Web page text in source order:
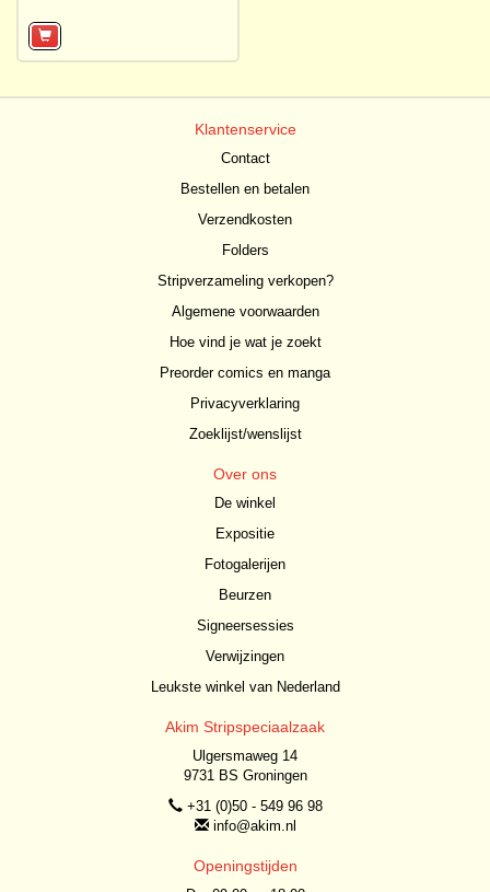
Klantenservice
Contact
Bestellen en betalen
Verzendkosten
Folders
Stripverzameling verkopen?
Algemene voorwaarden
Hoe vind je wat je zoekt
Preorder comics en manga
Privacyverklaring
Zoeklijst/wenslijst
Over ons
De winkel
Expositie
Fotogalerijen
Beurzen
Signeersessies
Verwijzingen
Leukste winkel van Nederland
Akim Stripspeciaalzaak
Ulgersmaweg 14
9731 BS Groningen
+31 (0)50 - 549 96 98
info@akim.nl
Openingstijden